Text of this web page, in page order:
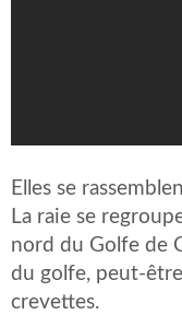
Elles se
La raie se
nord du Golfe de
du golfe, peut-
crevettes.